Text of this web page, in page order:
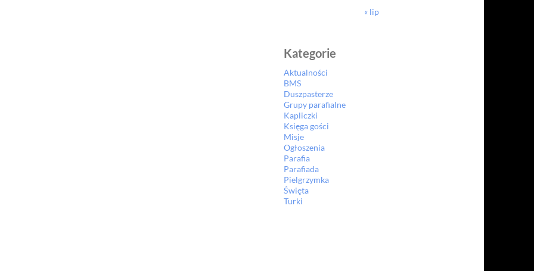
« lip
Kategorie
Aktualności
BMS
Duszpasterze
Grupy parafialne
Kapliczki
Księga gości
Misje
Ogłoszenia
Parafia
Parafiada
Pielgrzymka
Święta
Turki